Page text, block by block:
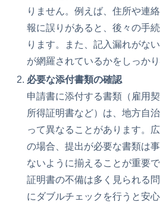
りません。例えば、住所や連
報に誤りがあると、後々の手
ります。また、記入漏れがな
が網羅されているかをしっか
必要な添付書類の確認
申請書に添付する書類（雇用
所得証明書など）は、地方自
って異なることがあります。
の場合、提出が必要な書類は
ないように揃えることが重要
証明書の不備は多く見られる
にダブルチェックを行うと安心